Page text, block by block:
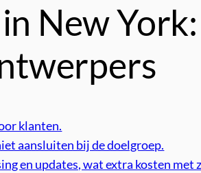
New York:
klanten.
aansluiten bij de doelgroep.
en updates, wat extra kosten met